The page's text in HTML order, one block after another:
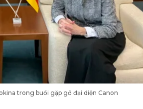
trong buổi gặp gỡ đại diện Canon